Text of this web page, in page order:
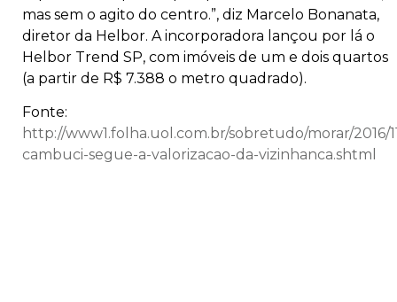
mas sem o agito do centro.”, diz Marcelo Bonanata,
diretor da Helbor. A incorporadora lançou por lá o
Helbor Trend SP, com imóveis de um e dois quartos
(a partir de R$ 7.388 o metro quadrado).
Fonte:
http://www1.folha.uol.com.br/sobretudo/morar/2016/
cambuci-segue-a-valorizacao-da-vizinhanca.shtml